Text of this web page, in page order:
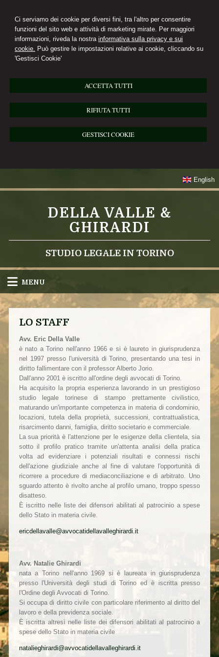
Ci serviamo dei cookie per diversi fini, tra l'altro per consentire
funzioni del sito web e attività di marketing mirate. Per maggiori
informazioni, riveda la nostra informativa sulla privacy e sui
cookie. Può gestire le impostazioni relative ai cookie, cliccando su
'Gestisci Cookie'
ACCETTA TUTTI
RIFIUTA TUTTI
GESTISCI COOKIE
English
DELLA VALLE &
GHIRARDI
STUDIO LEGALE IN TORINO
MENU
LO STAFF
Avv. Eric Della Valle
è nato a Torino nell'anno 1966 e si è laureto in giurisprudenza
nel 1997 presso l'università di Torino, presentando una tesi in
diritto fallimentare con il professor Alberto Jorio.
Dall'anno 2001 è iscritto all'ordine degli avvocati di Torino.
Ha acquisito la propria esperienza lavorando in un prestigioso
studio legale torinese di stampo prettamente civilistico,
maturando un'importante competenza in materia di condominio,
locazioni, tutela della proprietà, successioni, contrattualistica,
risarcimento danni, famiglia, diritto societario e commerciale.
La sua priorità è l'attenzione per le esigenze della clientela, sia
sotto il profilo pratico tramite un'attenta analisi della pratica
volta ad evidenziare i potenziali risultati e connessi rischi
dell'azione giudiziale anche al fine di valutare l'opportunità di
ricorrere a procedure di mediaconciliazione e di arbitrato. Uno
sguardo attento è rivolto anche al profilo umano, troppo spesso
disatteso.
È iscritto nelle liste dei difensori abilitati al patrocinio a spese
dello Stato in materia civile.
ericdellavalle@avvocatidellavalleghirardi.it
Avv. Natalie Ghirardi
nata a Torino nell'anno 1969 si è laureata in giurisprudenza
presso l'Università degli studi di Torino ed è iscritta presso
l'Ordine degli Avvocati di Torino.
Si occupa di diritto civile con particolare riferimento al diritto del
lavoro e della previdenza sociale.
È iscritta altresì nelle liste dei difensori abilitati al patrocinio a
spese dello Stato in materia civile
natalieghirardi@avvocatidellavalleghirardi.it